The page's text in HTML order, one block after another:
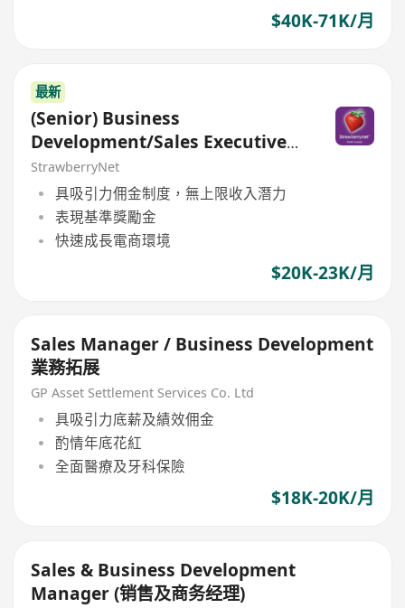
$40K-71K/月
最新
(Senior) Business
Development/Sales Executive
(Attractive Commission)
StrawberryNet
具吸引力佣金制度，無上限收入潛力
表現基準獎勵金
快速成長電商環境
$20K-23K/月
Sales Manager / Business Development
業務拓展
GP Asset Settlement Services Co. Ltd
具吸引力底薪及績效佣金
酌情年底花紅
全面醫療及牙科保險
$18K-20K/月
Sales & Business Development
Manager (销售及商务经理)